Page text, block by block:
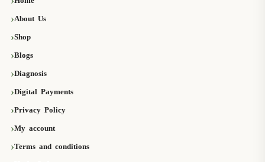
About Us
Shop
Blogs
Diagnosis
Digital Payments
Privacy Policy
My account
Terms and conditions